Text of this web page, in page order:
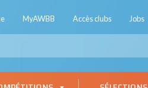
MyAWBB Accès clubs Jobs